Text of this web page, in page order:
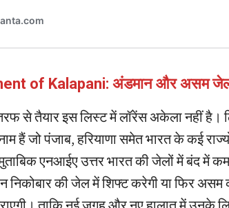
of Kalapani: अंडमान और असम जेल
से तैयार इस लिस्ट में लॉरेंस अकेला नहीं है।
हैं जो पंजाब, हरियाणा समेत भारत के कई
एनआईए उत्तर भारत की जेलों में बंद में
निकोबार की जेल में शिफ्ट करेगी या फिर